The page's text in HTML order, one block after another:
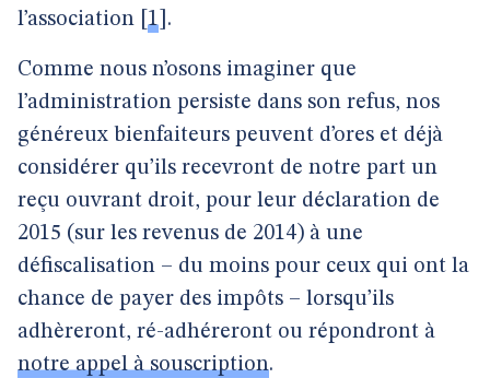
l’association 1 .
Comme nous n’osons imaginer que
l’administration persiste dans son refus, nos
généreux bienfaiteurs peuvent d’ores et déjà
considérer qu’ils recevront de notre part un
reçu ouvrant droit, pour leur déclaration de
2015 (sur les revenus de 2014) à une
défiscalisation – du moins pour ceux qui ont la
chance de payer des impôts – lorsqu’ils
adhèreront, ré-adhéreront ou répondront à
notre appel à souscription.